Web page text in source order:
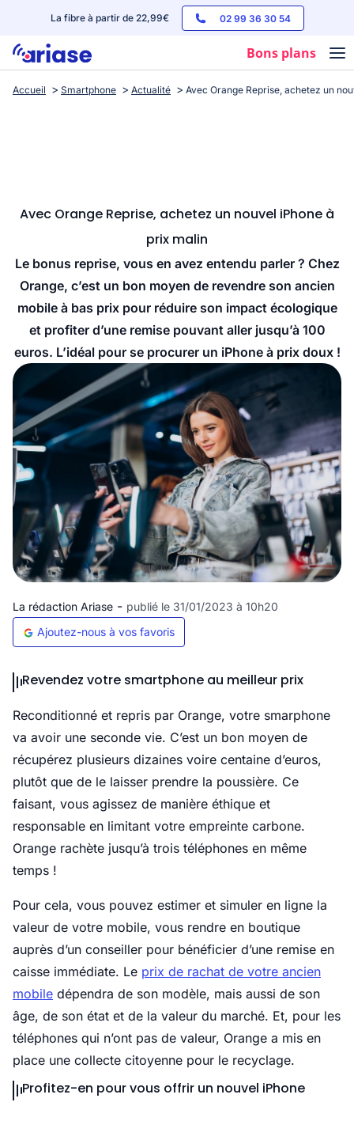
La fibre à partir de 22,99€ 02 99 36 30 54
Bons plans
Box internet
Accueil Smartphone Actualité Avec Orange Reprise, achetez un
Avec Orange Reprise, achetez un nouvel iPhone à
prix malin
Le bonus reprise, vous en avez entendu parler ? Chez
Orange, c’est un bon moyen de revendre son ancien
mobile à bas prix pour réduire son impact écologique
et profiter d’une remise pouvant aller jusqu’à 100
euros. L’idéal pour se procurer un iPhone à prix doux !
La rédaction Ariase - publié le 31/01/2023 à 10h20
Ajoutez-nous à vos favoris
Revendez votre smartphone au meilleur prix
Reconditionné et repris par Orange, votre smarphone
va avoir une seconde vie. C’est un bon moyen de
récupérez plusieurs dizaines voire centaine d’euros,
plutôt que de le laisser prendre la poussière. Ce
faisant, vous agissez de manière éthique et
responsable en limitant votre empreinte carbone.
Orange rachète jusqu’à trois téléphones en même
temps !
Pour cela, vous pouvez estimer et simuler en ligne la
valeur de votre mobile, vous rendre en boutique
auprès d’un conseiller pour bénéficier d’une remise en
caisse immédiate. Le prix de rachat de votre ancien
mobile dépendra de son modèle, mais aussi de son
âge, de son état et de la valeur du marché. Et, pour les
téléphones qui n’ont pas de valeur, Orange a mis en
place une collecte citoyenne pour le recyclage.
Profitez-en pour vous offrir un nouvel iPhone